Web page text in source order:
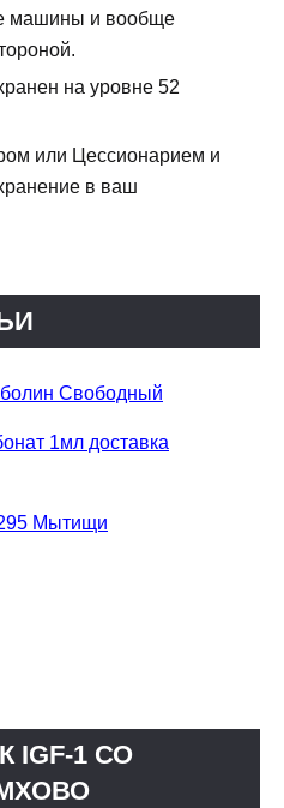
машины и вообще
на уровне 52
или Цессионарием и
в ваш
Свободный
1мл доставка
Мытищи
IGF-1 СО